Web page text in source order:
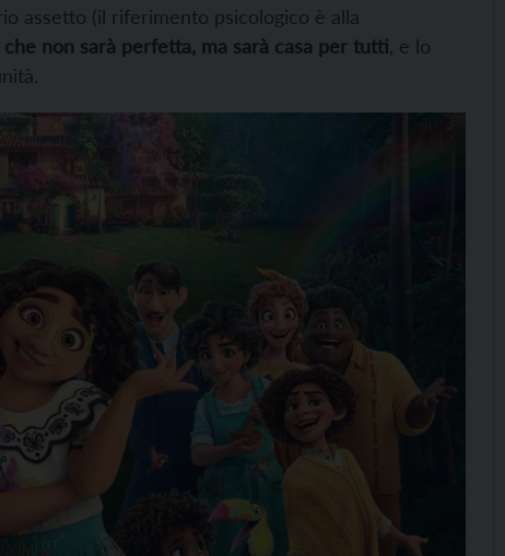
assetto (il riferimento psicologico è alla
che non sarà perfetta, ma sarà casa per tutti , e lo